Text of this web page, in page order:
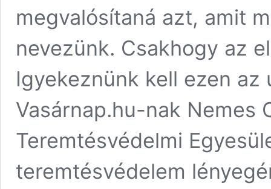
megvalósítaná azt, amit
nevezünk. Csakhogy az
Igyekeznünk kell ezen az
Vasárnap.hu-nak Nemes
Teremtésvédelmi
teremtésvédelem